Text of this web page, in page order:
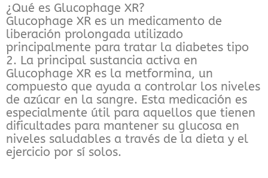
¿Qué es Glucophage XR?
Glucophage XR es un medicamento de
liberación prolongada utilizado
principalmente para tratar la diabetes tipo
2. La principal sustancia activa en
Glucophage XR es la metformina, un
compuesto que ayuda a controlar los niveles
de azúcar en la sangre. Esta medicación es
especialmente útil para aquellos que tienen
dificultades para mantener su glucosa en
niveles saludables a través de la dieta y el
ejercicio por sí solos.